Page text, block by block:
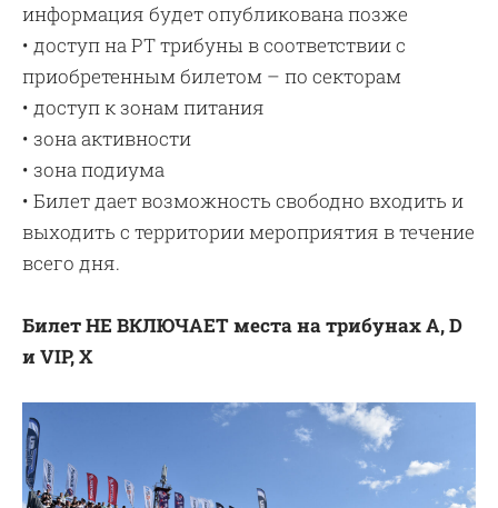
информация будет опубликована позже
• доступ на PT трибуны в соответствии с
приобретенным билетом – по секторам
• доступ к зонам питания
• зона активности
• зона подиума
• Билет дает возможность свободно входить и
выходить с территории мероприятия в течение
всего дня.
Билет НЕ ВКЛЮЧАЕТ места на трибунах A, D
и VIP, X